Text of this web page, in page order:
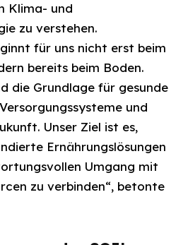
Klima- und
zu verstehen.
für uns nicht erst beim
bereits beim Boden.
die Grundlage für gesunde
und
Unser Ziel ist es,
Ernährungslösungen
Umgang mit
zu verbinden“, betonte